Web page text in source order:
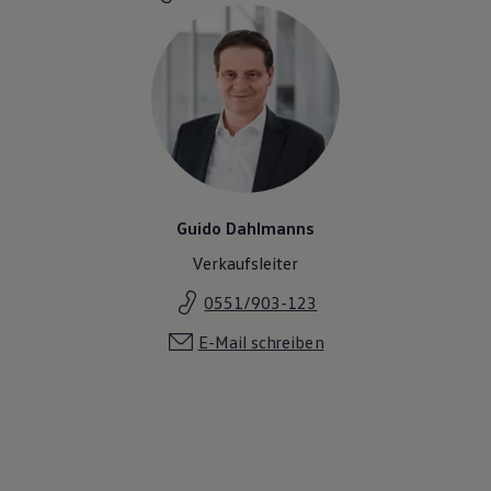
Lifestyle
Elektromobilität
Volkswagen R
Pannen- und Unfallhilfe
Volkswagen Kundenbetreuung
Guido Dahlmanns
Verkaufsleiter
0551/903-123
E-Mail schreiben